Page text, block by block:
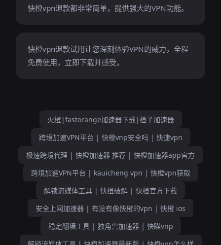
快橙vpn退款都非常简单，提供强大的VPN功能。
快橙vpn退款试用让您深刻体验VPN的威力，全程
免费使用，立即下载并感受。
火橙|fastorange加速器下载|橙子加速器
跨境加速VPN平台 | 快橙vnp安全吗 | 快速vpn
极速跨境代理 | 快橙加速器 推荐 | 快橙加速器app官方
跨境加速VPN平台 | kauicheng vpn | 快橙vpn获取
解锁流媒体工具 | 快橙破解 | 快橙官方下载
安全上网加速器 | 有没有像快橙的vpn | 快橙 ios
稳定翻墙工具 | 独角兽加速器 | 快瞄vnp